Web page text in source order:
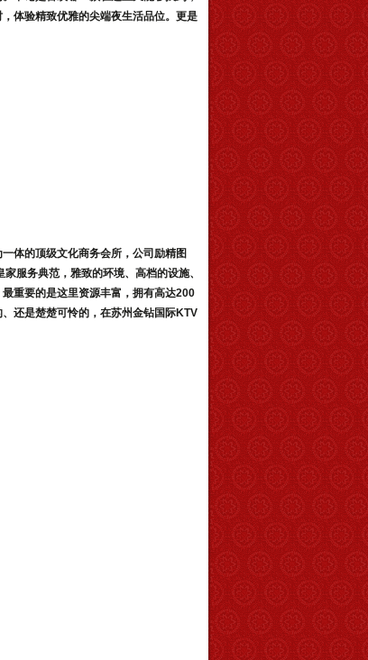
体验精致优雅的尖端夜生活品位。更是
体的顶级文化商务会所，公司励精图
家服务典范，雅致的环境、高档的设施、
重要的是这里资源丰富，拥有高达200
还是楚楚可怜的，在苏州金钻国际KTV